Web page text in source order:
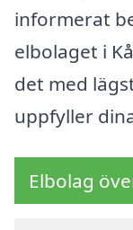
informerat
elbolaget i
det med
uppfyller
Elbolag